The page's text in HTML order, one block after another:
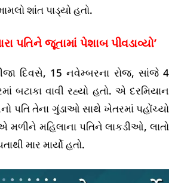
શાંત પાડ્યો હતો.
પતિને જૂતામાં પેશાબ પીવડાવ્યો’
દિવસે, 15 નવેમ્બરના રોજ, સાંજે 4
બટાકા વાવી રહ્યો હતો. એ દરમિયાન
પતિ તેના ગુંડાઓ સાથે ખેતરમાં પહોંચ્યો
મળીને મહિલાના પતિને લાકડીઓ, લાતો
માર માર્યો હતો.